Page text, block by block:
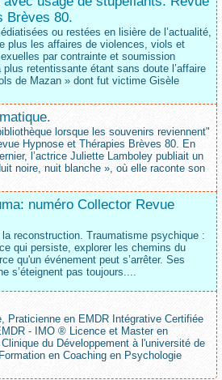
Brèves 80.
ou restées en lisière de l’actualité,
plus les affaires de violences, viols et
par contrainte et soumission
plus retentissante étant sans doute l’affaire
de Mazan » dont fut victime Gisèle
lorsque les souvenirs reviennent"
Hypnose et Thérapies Brèves 80. En
l’actrice Juliette Lamboley publiait un
noire, nuit blanche », où elle raconte son
numéro Collector Revue
la reconstruction. Traumatisme psychique :
qui persiste, explorer les chemins du
qu'un événement peut s’arrêter. Ses
s’éteignent pas toujours....
Praticienne en EMDR Intégrative Certifiée
- IMO ® Licence et Master en
du Développement à l'université de
en Coaching en Psychologie